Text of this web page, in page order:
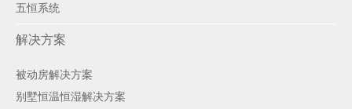
五恒系统
解决方案
被动房解决方案
别墅恒温恒湿解决方案